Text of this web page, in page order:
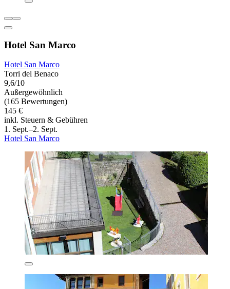
Hotel San Marco
Hotel San Marco
Torri del Benaco
9,6/10
Außergewöhnlich
(165 Bewertungen)
145 €
inkl. Steuern & Gebühren
1. Sept.–2. Sept.
Hotel San Marco